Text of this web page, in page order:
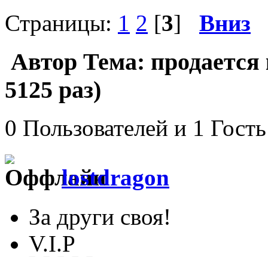
Страницы: 1 2 [3] Вниз
Автор Тема:
5125 раз)
0 Пользователей и 1
lostdragon
За други своя!
V.I.P